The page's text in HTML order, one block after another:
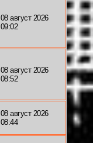
08 август 2026
09:02
08 август 2026
08:52
08 август 2026
08:44